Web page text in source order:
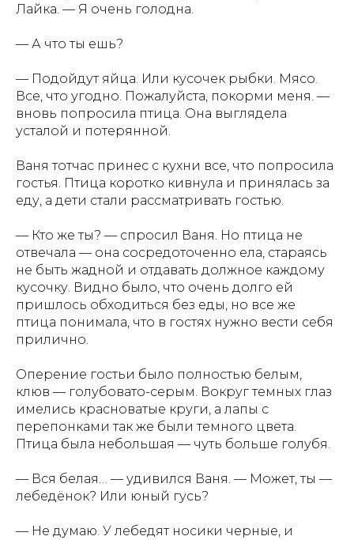
Лайка. — Я очень голодна.
— А что ты ешь?
— Подойдут яйца. Или кусочек рыбки. Мясо.
Все, что угодно. Пожалуйста, покорми меня. —
вновь попросила птица. Она выглядела
усталой и потерянной.
Ваня тотчас принес с кухни все, что попросила
гостья. Птица коротко кивнула и принялась за
еду, а дети стали рассматривать гостью.
— Кто же ты? — спросил Ваня. Но птица не
отвечала — она сосредоточенно ела, стараясь
не быть жадной и отдавать должное каждому
кусочку. Видно было, что очень долго ей
пришлось обходиться без еды, но все же
птица понимала, что в гостях нужно вести себя
прилично.
Оперение гостьи было полностью белым,
клюв — голубовато-серым. Вокруг темных глаз
имелись красноватые круги, а лапы с
перепонками так же были темного цвета.
Птица была небольшая — чуть больше голубя.
— Вся белая… — удивился Ваня. — Может, ты —
лебедёнок? Или юный гусь?
— Не думаю. У лебедят носики черные, и